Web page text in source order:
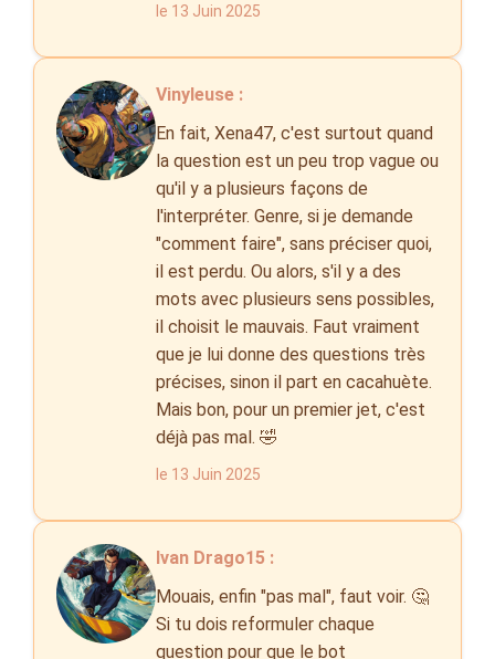
le 13 Juin 2025
Vinyleuse :
En fait, Xena47, c'est surtout quand
la question est un peu trop vague ou
qu'il y a plusieurs façons de
l'interpréter. Genre, si je demande
"comment faire", sans préciser quoi,
il est perdu. Ou alors, s'il y a des
mots avec plusieurs sens possibles,
il choisit le mauvais. Faut vraiment
que je lui donne des questions très
précises, sinon il part en cacahuète.
Mais bon, pour un premier jet, c'est
déjà pas mal. 🤣
le 13 Juin 2025
Ivan Drago15 :
Mouais, enfin "pas mal", faut voir. 🤔
Si tu dois reformuler chaque
question pour que le bot